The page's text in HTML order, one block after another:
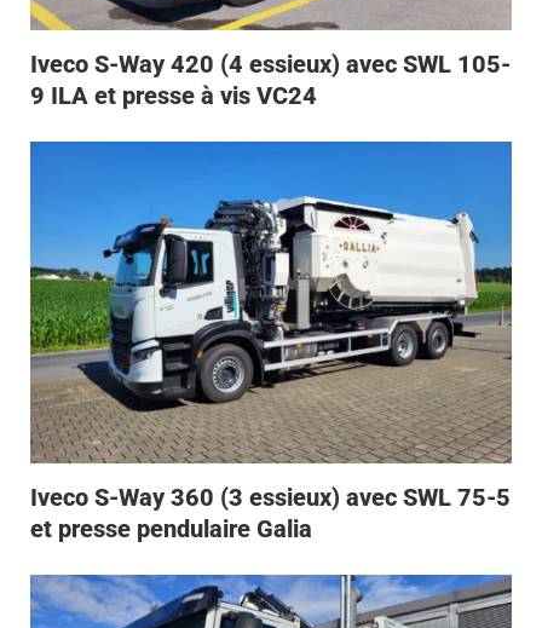
Iveco S-Way 420 (4 essieux) avec SWL 105-
9 ILA et presse à vis VC24
Iveco S-Way 360 (3 essieux) avec SWL 75-5
et presse pendulaire Galia